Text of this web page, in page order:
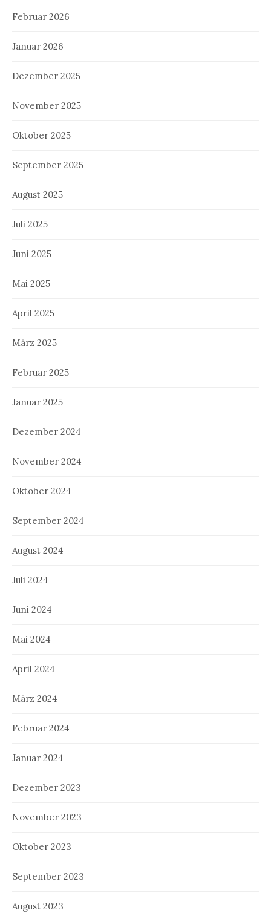
Februar 2026
Januar 2026
Dezember 2025
November 2025
Oktober 2025
September 2025
August 2025
Juli 2025
Juni 2025
Mai 2025
April 2025
März 2025
Februar 2025
Januar 2025
Dezember 2024
November 2024
Oktober 2024
September 2024
August 2024
Juli 2024
Juni 2024
Mai 2024
April 2024
März 2024
Februar 2024
Januar 2024
Dezember 2023
November 2023
Oktober 2023
September 2023
August 2023